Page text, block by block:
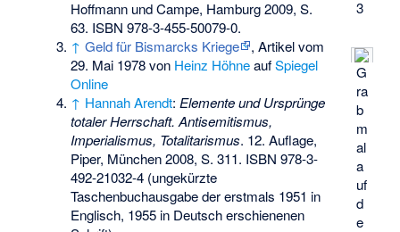
3
G
ra
b
m
al
a
uf
d
e
Hoffmann und Campe, Hamburg 2009, S.
63. ISBN 978-3-455-50079-0.
↑ Geld für Bismarcks Kriege
, Artikel vom
29. Mai 1978 von Heinz HöhneaufSpiegel
Online
↑ Hannah Arendt: Elemente und Ursprünge
totaler Herrschaft. Antisemitismus,
Imperialismus, Totalitarismus. 12. Auflage,
Piper, München 2008, S. 311. ISBN 978-3-
492-21032-4 (ungekürzte
Taschenbuchausgabe der erstmals 1951 in
Englisch, 1955 in Deutsch erschienenen